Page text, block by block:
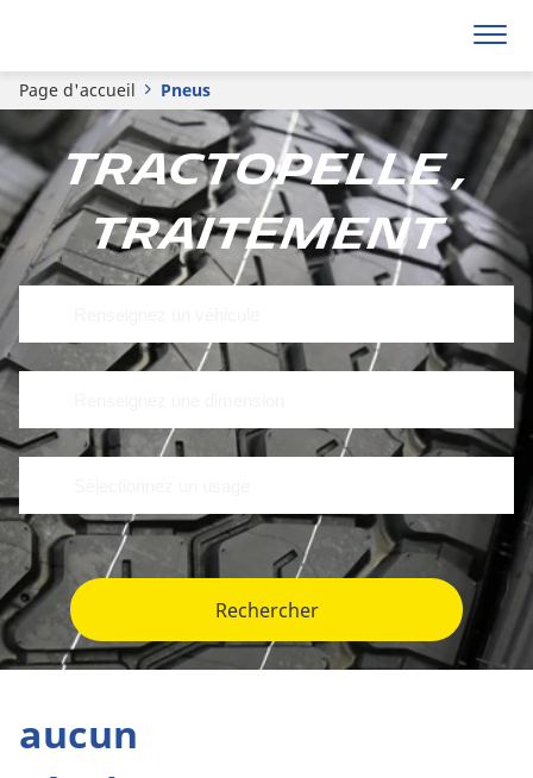
Page d'accueil Pneus
Tractopelle ,
Traitement
Rechercher
aucun